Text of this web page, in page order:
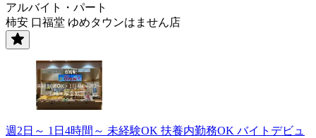
アルバイト・パート
柿安 口福堂 ゆめタウンはません店
週2日～ 1日4時間～ 未経験OK 扶養内勤務OK バイトデビュ